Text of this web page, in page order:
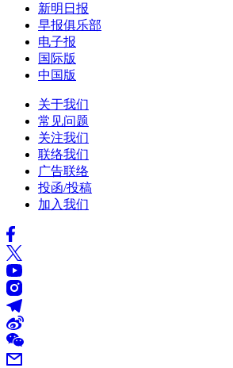
新明日报
早报俱乐部
电子报
国际版
中国版
关于我们
常见问题
关注我们
联络我们
广告联络
投函/投稿
加入我们